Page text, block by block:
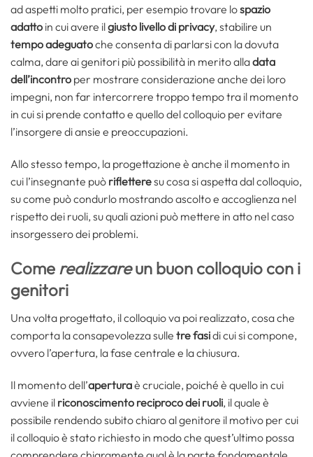
ad aspetti molto pratici, per esempio trovare lospazio
adatto in cui avere ilgiusto livello di privacy, stabilire un
tempoadeguatoche consenta di parlarsi con la dovuta
calma, dare ai genitori più possibilità in merito alladata
dell’incontro per mostrare considerazione anche dei loro
impegni, non far intercorrere troppo tempo tra il momento
in cui si prende contatto e quello del colloquio per evitare
l’insorgere di ansie e preoccupazioni.
Allo stesso tempo, la progettazione è anche il momento in
cui l’insegnante può rifletteresu cosa si aspetta dal colloquio,
su come può condurlo mostrando ascolto e accoglienza nel
rispetto dei ruoli, su quali azioni può mettere in atto nel caso
insorgessero dei problemi.
Come realizzareun buon colloquio con i
genitori
Una volta progettato, il colloquio va poi realizzato, cosa che
comporta la consapevolezza sulle tre fasidi cui si compone,
ovvero l’apertura, la fase centrale e la chiusura.
Il momento dell’aperturaè cruciale, poiché è quello in cui
avviene il riconoscimento reciproco dei ruoli, il quale è
possibile rendendo subito chiaro al genitore il motivo per cui
il colloquio è stato richiesto in modo che quest’ultimo possa